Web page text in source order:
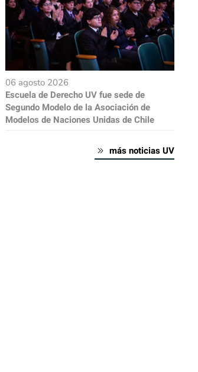
06 agosto 2026
Escuela de Derecho UV fue sede de
Segundo Modelo de la Asociación de
Modelos de Naciones Unidas de Chile
más noticias UV